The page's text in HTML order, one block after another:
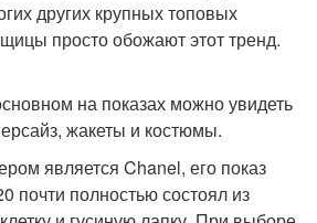
других крупных топовых
просто обожают этот тренд.
на показах можно увидеть
жакеты и костюмы.
является Chanel, его показ
почти полностью состоял из